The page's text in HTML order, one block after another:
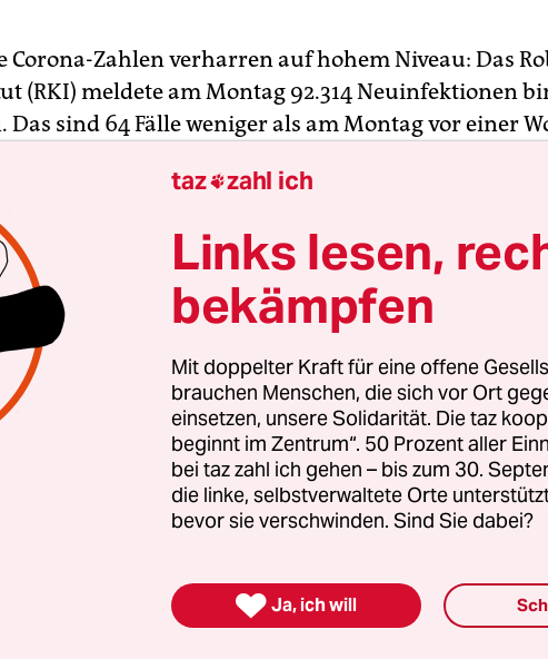
Corona-Zahlen verharren auf hohem Niveau: Das
(RKI) meldete am Montag 92.314 Neuinfektionen
Das sind 64 Fälle weniger als am Montag vor einer
Sieben-Tage-Inzidenz stieg jedoch wieder leicht
sie am Sonntag auf 1.708,7 gesunken war – der
Anfang März. Sie gibt an, wie viele Menschen sich
Woche auf 100.000 Personen infizieren. 13
im Zusammenhang mit dem Virus. Damit
der gemeldeten Corona-Todesfälle in Deutschland
Zahl der Intensivpatienten in Krankenhäuser lag
2.231. Allerdings hatte das RKI am Freitag eine
Sieben-Tage-Inzidenz bei den
es werden also mehr infizierte Menschen ins
taz zahl ich
Links lesen,
bekämpfen
Mit doppelter Kraft für eine offene
brauchen Menschen, die sich vor Ort
einsetzen, unsere Solidarität. Die taz
beginnt im Zentrum“. 50 Prozent aller
bei taz zahl ich gehen – bis zum 30.
die linke, selbstverwaltete Orte
bevor sie verschwinden. Sind Sie dabei?
 Ja, ich will